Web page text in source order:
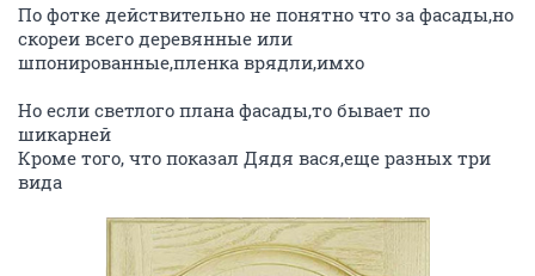
По фотке действительно не понятно что за фасады,но
скореи всего деревянные или
шпонированные,пленка врядли,имхо
Но если светлого плана фасады,то бывает по
шикарней
Кроме того, что показал Дядя вася,еще разных три
вида